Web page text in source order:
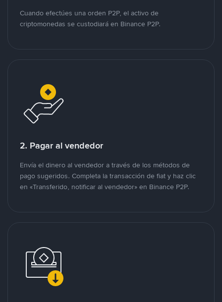
Cuando efectúes una orden P2P, el activo de
criptomonedas se custodiará en Binance P2P.
2. Pagar al vendedor
Envía el dinero al vendedor a través de los métodos de
pago sugeridos. Completa la transacción de fiat y haz clic
en «Transferido, notificar al vendedor» en Binance P2P.